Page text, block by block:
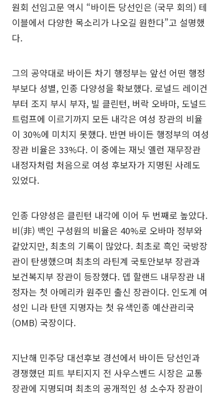
원회 선임고문 역시 “바이든 당선인은 (국무 회의) 테
이블에서 다양한 목소리가 나오길 원한다”고 설명했
다.
그의 공약대로 바이든 차기 행정부는 앞선 어떤 행정
부보다 성별, 인종 다양성을 확보했다. 로널드 레이건
부터 조지 부시 부자, 빌 클린턴, 버락 오바마, 도널드
트럼프에 이르기까지 모든 내각은 여성 장관의 비율
이 30%에 미치지 못했다. 반면 바이든 행정부의 여성
장관 비율은 33%다. 이 중에는 재닛 옐런 재무장관
내정자처럼 처음으로 여성 후보자가 지명된 사례도
있었다.
인종 다양성은 클린턴 내각에 이어 두 번째로 높았다.
비(非) 백인 구성원의 비율은 40%로 오바마 정부와
같았지만, 최초의 기록이 많았다. 최초로 흑인 국방장
관이 탄생했으며 최초의 라틴계 국토안보부 장관과
보건복지부 장관이 등장했다. 뎁 할랜드 내무장관 내
정자는 첫 아메리카 원주민 출신 장관이다. 인도계 여
성인 니라 탄덴 지명자는 첫 유색인종 예산관리국
(OMB) 국장이다.
지난해 민주당 대선후보 경선에서 바이든 당선인과
경쟁했던 피트 부티지지 전 사우스벤드 시장은 교통
장관에 지명되며 최초의 공개적인 성 소수자 장관이